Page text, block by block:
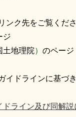
ク先をご覧くださ
ジ
土地理院） のページ
ドラインに基づ
ライン及び同解説